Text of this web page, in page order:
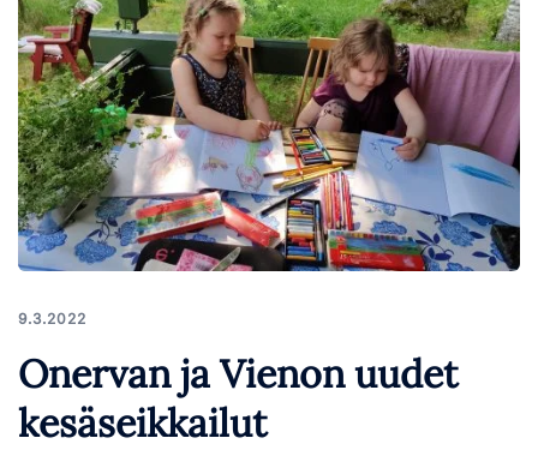
9.3.2022
Onervan ja Vienon uudet
kesäseikkailut